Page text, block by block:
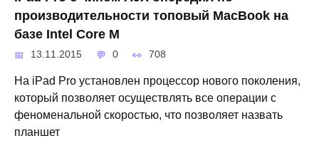
производительности топовый MacBook на
базе Intel Core M
13.11.2015 0 708
На iPad Pro установлен процессор нового поколения,
который позволяет осуществлять все операции с
феноменальной скоростью, что позволяет назвать
планшет